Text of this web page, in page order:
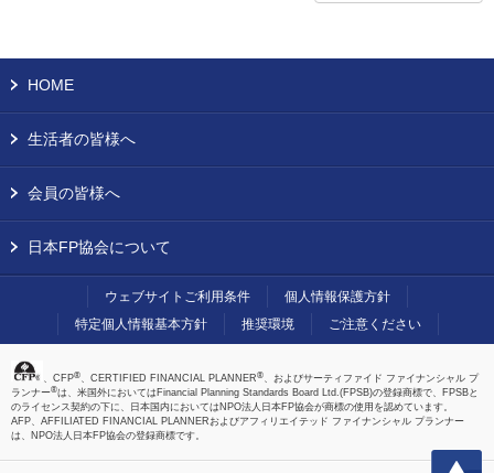
上へ
HOME
生活者の皆様へ
会員の皆様へ
日本FP協会について
ウェブサイトご利用条件
個人情報保護方針
特定個人情報基本方針
推奨環境 ご注意ください
、CFP®、CERTIFIED FINANCIAL PLANNER®、およびサーティファイド ファイナンシャル プ
ランナー®は、米国外においてはFinancial Planning Standards Board Ltd.(FPSB)の登録商標で、FPSBと
のライセンス契約の下に、日本国内においてはNPO法人日本FP協会が商標の使用を認めています。
AFP、AFFILIATED FINANCIAL PLANNERおよびアフィリエイテッド ファイナンシャル プランナー
は、NPO法人日本FP協会の登録商標です。